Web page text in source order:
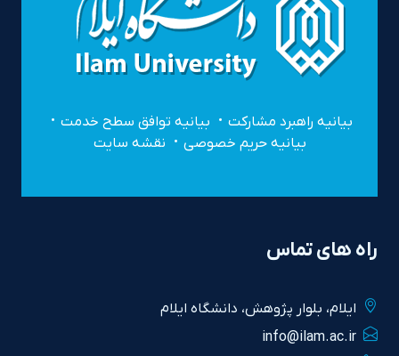
بیانیه راهبرد مشارکت
بیانیه توافق سطح خدمت
بیانیه حریم خصوصی
نقشه سایت
راه های تماس
ايلام، بلوار پژوهش، دانشگاه ايلام
info@ilam.ac.ir